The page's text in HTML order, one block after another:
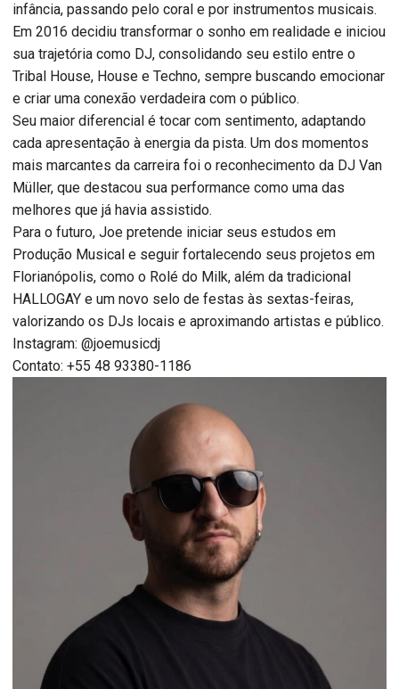
infância, passando pelo coral e por instrumentos musicais.
Em 2016 decidiu transformar o sonho em realidade e iniciou
sua trajetória como DJ, consolidando seu estilo entre o
Tribal House, House e Techno, sempre buscando emocionar
e criar uma conexão verdadeira com o público.
Seu maior diferencial é tocar com sentimento, adaptando
cada apresentação à energia da pista. Um dos momentos
mais marcantes da carreira foi o reconhecimento da DJ Van
Müller, que destacou sua performance como uma das
melhores que já havia assistido.
Para o futuro, Joe pretende iniciar seus estudos em
Produção Musical e seguir fortalecendo seus projetos em
Florianópolis, como o Rolé do Milk, além da tradicional
HALLOGAY e um novo selo de festas às sextas-feiras,
valorizando os DJs locais e aproximando artistas e público.
Instagram: @joemusicdj
Contato: +55 48 93380-1186